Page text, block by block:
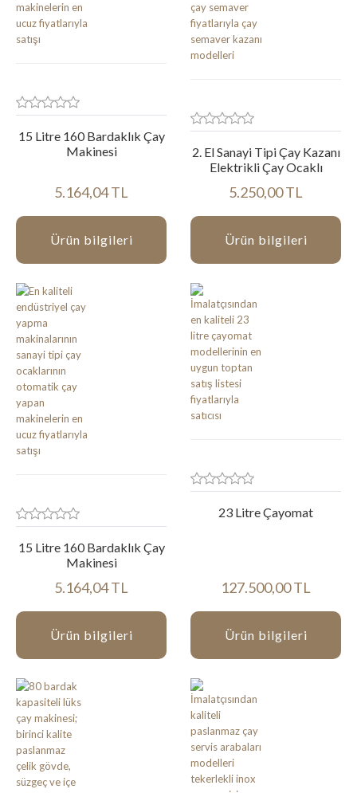
15 Litre 160 Bardaklık Çay
Makinesi
5.164,04 TL
Ürün bilgileri
2. El Sanayi Tipi Çay Kazanı
Elektrikli Çay Ocaklı
5.250,00 TL
Ürün bilgileri
15 Litre 160 Bardaklık Çay
Makinesi
5.164,04 TL
Ürün bilgileri
23 Litre Çayomat
127.500,00 TL
Ürün bilgileri